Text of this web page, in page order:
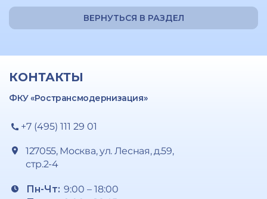
ВЕРНУТЬСЯ В РАЗДЕЛ
КОНТАКТЫ
ФКУ «Ространсмодернизация»
+7 (495) 111 29 01
127055, Москва, ул. Лесная, д.59,
стр.2-4
Пн-Чт: 9:00 – 18:00